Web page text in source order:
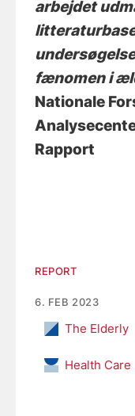
arbejdet
fænomen i
Nationale
Rapport
REPORT
6. FEB 2023
The Elderly
Health Care